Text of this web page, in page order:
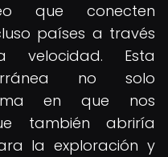
que conecten
países a través
Esta
no solo
en que nos
también abriría
la exploración y